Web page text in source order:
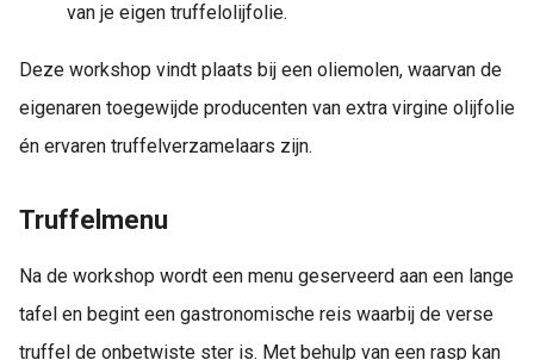
van je eigen truffelolijfolie.
Deze workshop vindt plaats bij een oliemolen, waarvan de
eigenaren toegewijde producenten van extra virgine olijfolie
én ervaren truffelverzamelaars zijn.
Truffelmenu
Na de workshop wordt een menu geserveerd aan een lange
tafel en begint een gastronomische reis waarbij de verse
truffel de onbetwiste ster is. Met behulp van een rasp kan